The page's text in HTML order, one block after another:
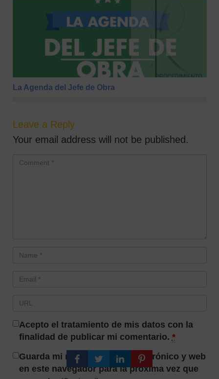
La Agenda del Jefe de Obra
La Agenda del Jefe de Obra
Leave a Reply
Your email address will not be published.
Acepto el tratamiento de mis datos con la
finalidad de publicar mi comentario. *
Guarda mi nombre, correo electrónico y web
en este navegador para la próxima vez que